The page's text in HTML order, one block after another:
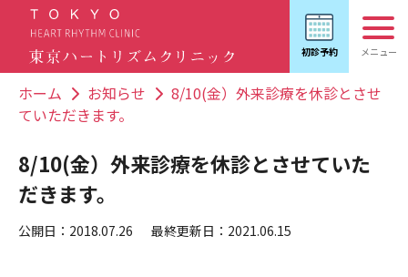
ホーム お知らせ
8/10(金）外来診療を休診とさせ
ていただきます。
8/10(金）外来診療を休診とさせていた
だきます。
公開日：2018.07.26 最終更新日：2021.06.15